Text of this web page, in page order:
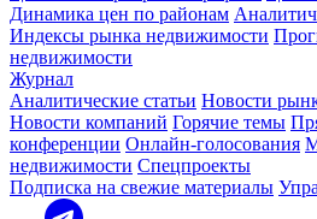
Динамика цен по районам
Индексы рынка недвижимости
недвижимости
Журнал
Аналитические статьи Новости
Новости компаний Горячие темы
конференции Онлайн-голосования
недвижимости Спецпроекты
Подписка на свежие материалы